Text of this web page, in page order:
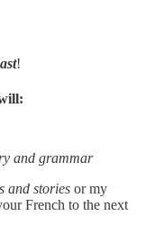
!
and grammar
and stories or my
French to the next